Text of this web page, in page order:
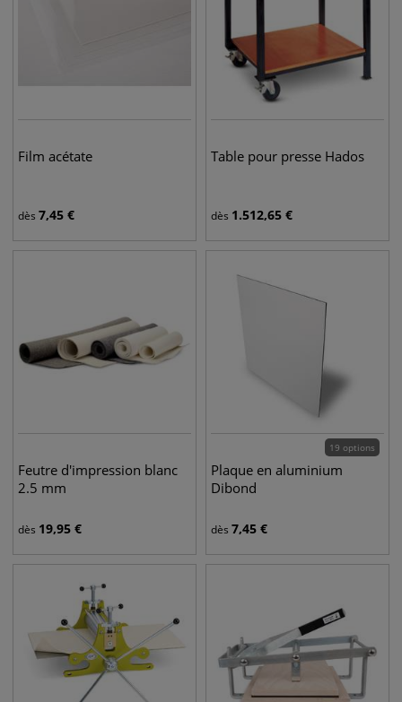
Film acétate
dès 7,45 €
Table pour presse Hados
dès 1.512,65 €
Feutre d'impression blanc
2.5 mm
dès 19,95 €
19 options
Plaque en aluminium
Dibond
dès 7,45 €